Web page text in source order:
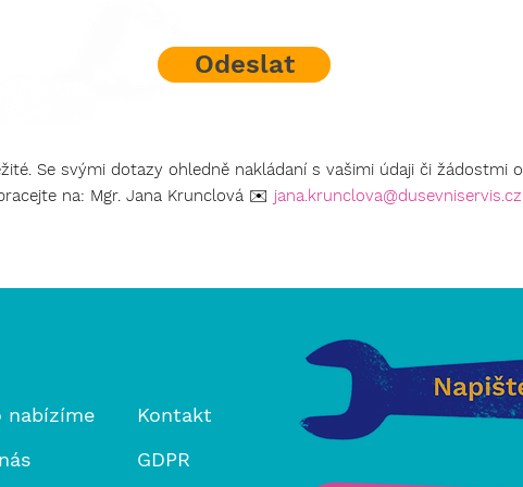
Odeslat
Se svými dotazy ohledně nakládaní s vašimi údaji či žádostmi
na: Mgr. Jana Krunclová ✉️ jana.krunclova@dusevniservis.cz
nabízíme
Kontakt
GDPR